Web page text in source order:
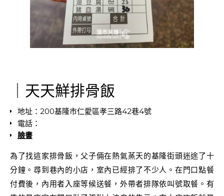
｜天天鮮排骨飯
地址：200基隆市仁愛區孝三路42巷4號
電話：
臉書
為了找這家排骨飯，父子倆在熱氣蒸天的基隆街頭迷途了十
分鐘。尋到巷內的小店，室內已經排了不少人。在門口點餐
付費後，內用者入座等候送餐，外帶者排隊依叫號取餐。有